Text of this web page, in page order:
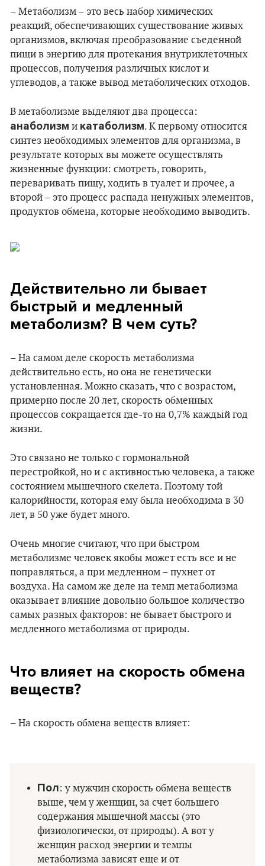
– Метаболизм – это весь набор химических
реакций, обеспечивающих существование живых
организмов, включая преобразование съеденной
пищи в энергию для протекания внутриклеточных
процессов, получения различных кислот и
углеводов, а также вывод метаболических отходов.
В метаболизме выделяют два процесса:
анаболизм и катаболизм. К первому относится
синтез необходимых элементов для организма, в
результате которых вы можете осуществлять
жизненные функции: смотреть, говорить,
переваривать пищу, ходить в туалет и прочее, а
второй – это процесс распада ненужных элементов,
продуктов обмена, которые необходимо выводить.
Действительно ли бывает
быстрый и медленный
метаболизм? В чем суть?
– На самом деле скорость метаболизма
действительно есть, но она не генетически
установленная. Можно сказать, что с возрастом,
примерно после 20 лет, скорость обменных
процессов сокращается где-то на 0,7% каждый год
жизни.
Это связано не только с гормональной
перестройкой, но и с активностью человека, а также
состоянием мышечного скелета. Поэтому той
калорийности, которая ему была необходима в 30
лет, в 50 уже будет много.
Очень многие считают, что при быстром
метаболизме человек якобы может есть все и не
поправляться, а при медленном – пухнет от
воздуха. На самом же деле на темп метаболизма
оказывает влияние довольно большое количество
самых разных факторов: не бывает быстрого и
медленного метаболизма от природы.
Что влияет на скорость обмена
веществ?
– На скорость обмена веществ влияет:
Пол: у мужчин скорость обмена веществ
выше, чем у женщин, за счет большего
содержания мышечной массы (это
физиологически, от природы). А вот у
женщин расход энергии и темпы
метаболизма зависят еще и от